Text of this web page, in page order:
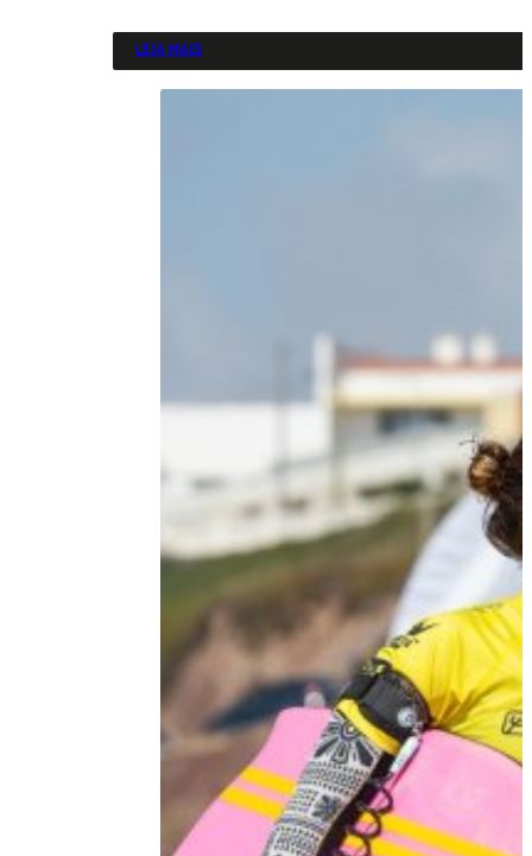
LEIA MAIS